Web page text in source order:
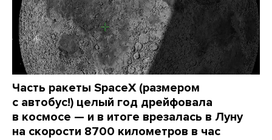
Часть ракеты SpaceX (размером
с автобус!) целый год дрейфовала
в космосе — и в итоге врезалась в Луну
на скорости 8700 километров в час